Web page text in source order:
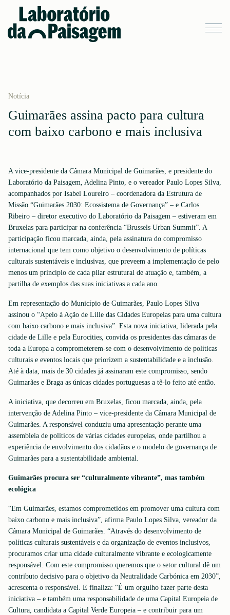
Notícia
Guimarães assina pacto para cultura
com baixo carbono e mais inclusiva
A vice-presidente da Câmara Municipal de Guimarães, e presidente do
Laboratório da Paisagem, Adelina Pinto, e o vereador Paulo Lopes Silva,
acompanhados por Isabel Loureiro – coordenadora da Estrutura de
Missão “Guimarães 2030: Ecossistema de Governança” – e Carlos
Ribeiro – diretor executivo do Laboratório da Paisagem – estiveram em
Bruxelas para participar na conferência “Brussels Urban Summit”. A
participação ficou marcada, ainda, pela assinatura do compromisso
internacional que tem como objetivo o desenvolvimento de políticas
culturais sustentáveis e inclusivas, que preveem a implementação de pelo
menos um princípio de cada pilar estrutural de atuação e, também, a
partilha de exemplos das suas iniciativas a cada ano.
Em representação do Município de Guimarães, Paulo Lopes Silva
assinou o “Apelo à Ação de Lille das Cidades Europeias para uma cultura
com baixo carbono e mais inclusiva”. Esta nova iniciativa, liderada pela
cidade de Lille e pela Eurocities, convida os presidentes das câmaras de
toda a Europa a comprometerem-se com o desenvolvimento de políticas
culturais e eventos locais que priorizem a sustentabilidade e a inclusão.
Até à data, mais de 30 cidades já assinaram este compromisso, sendo
Guimarães e Braga as únicas cidades portuguesas a tê-lo feito até então.
A iniciativa, que decorreu em Bruxelas, ficou marcada, ainda, pela
intervenção de Adelina Pinto – vice-presidente da Câmara Municipal de
Guimarães. A responsável conduziu uma apresentação perante uma
assembleia de políticos de várias cidades europeias, onde partilhou a
experiência de envolvimento dos cidadãos e o modelo de governança de
Guimarães para a sustentabilidade ambiental.
Guimarães procura ser “culturalmente vibrante”, mas também
ecológica
“Em Guimarães, estamos comprometidos em promover uma cultura com
baixo carbono e mais inclusiva”, afirma Paulo Lopes Silva, vereador da
Câmara Municipal de Guimarães. “Através do desenvolvimento de
políticas culturais sustentáveis e da organização de eventos inclusivos,
procuramos criar uma cidade culturalmente vibrante e ecologicamente
responsável. Com este compromisso queremos que o setor cultural dê um
contributo decisivo para o objetivo da Neutralidade Carbónica em 2030”,
acrescenta o responsável. E finaliza: “É um orgulho fazer parte desta
iniciativa – e também uma responsabilidade de uma Capital Europeia de
Cultura, candidata a Capital Verde Europeia – e contribuir para um